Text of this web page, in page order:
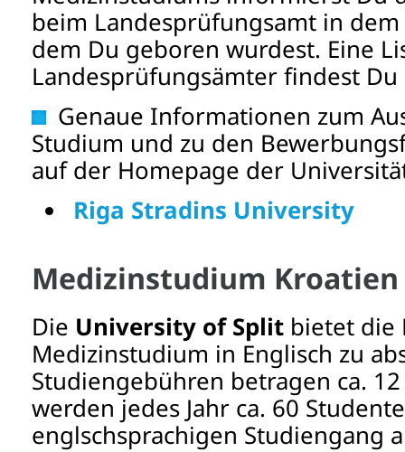
beim Landesprüfungsamt in
dem Du geboren wurdest. Eine
Landesprüfungsämter findest Du
Genaue Informationen zum
Studium und zu den
auf der Homepage der
Riga Stradins University
Medizinstudium Kroatien
Die University of Split bietet die
Medizinstudium in Englisch zu
Studiengebühren betragen ca. 12
werden jedes Jahr ca. 60
englschsprachigen Studiengang